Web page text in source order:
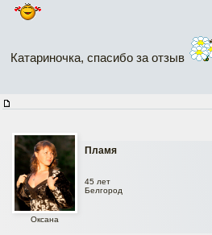
Катариночка, спасибо за отзыв
Пламя
Оксана
45 лет
Белгород